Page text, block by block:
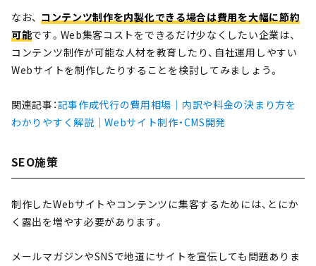
なお、 コンテンツ制作を内製化できる場合は費用を大幅に節約
可能です。Web集客コストをできるだけ少なくしたい企業は、
コンテンツ制作が可能な人材を教育したり、自社運用しやすい
Webサイトを制作したりすることを検討してみましょう。
関連記事：記事作成代行の費用相場｜内訳や料金の決まり方を
わかりやすく解説｜Webサイト制作・CMS開発
SEO施策
制作したWebサイトやコンテンツに集客するためには、とにか
く露出を増やす必要があります。
メールマガジンやSNSで地道にサイトを宣伝しても問題ありま